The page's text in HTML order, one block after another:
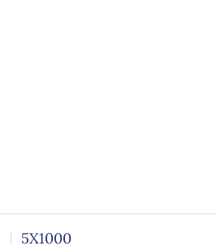
5X1000